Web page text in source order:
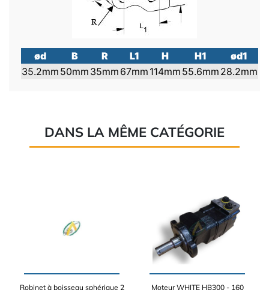
ød B R L1 H H1
ød1
35.2mm 50mm 35mm 67mm 114mm 55.6mm 28.2mm
DANS LA MÊME CATÉGORIE
Robinet à boisseau sphérique 2 Moteur WHITE HB300 - 160